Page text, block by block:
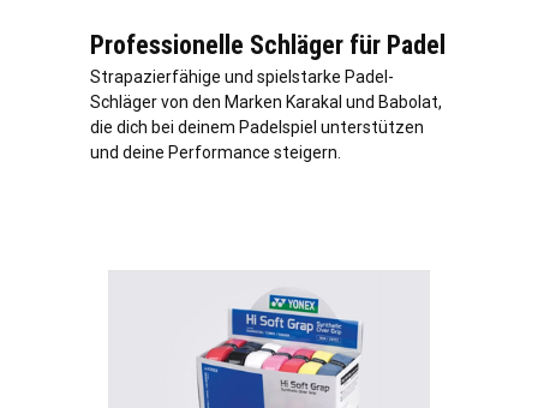
Professionelle Schläger für Padel
Strapazierfähige und spielstarke Padel-
Schläger von den Marken Karakal und Babolat,
die dich bei deinem Padelspiel unterstützen
und deine Performance steigern.